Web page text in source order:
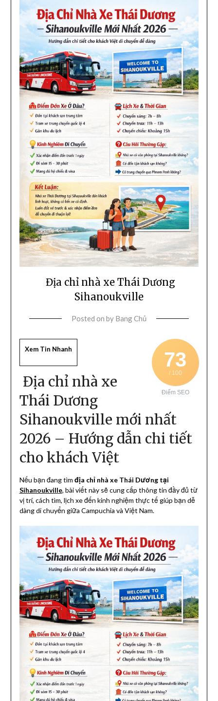
Địa chỉ nhà xe Thái Dương
Sihanoukville
Posted on by Bang Chủ
73
/ 100
Điểm SEO
Xem Tin Nhanh
Địa chỉ nhà xe
Thái Dương
Sihanoukville mới nhất
2026 – Hướng dẫn chi tiết
cho khách Việt
Nếu bạn đang tìm địa chỉ nhà xe Thái Dương tại
Sihanoukville, bài viết này sẽ cung cấp thông tin đầy đủ từ
vị trí, cách tìm, lịch xe đến kinh nghiệm thực tế giúp bạn dễ
dàng di chuyển giữa Campuchia và Việt Nam.